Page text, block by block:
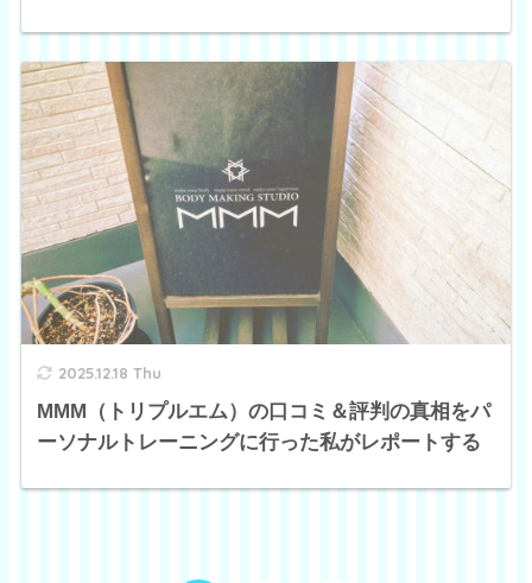
2025.12.18 Thu
MMM（トリプルエム）の口コミ＆評判の真相をパ
ーソナルトレーニングに行った私がレポートする